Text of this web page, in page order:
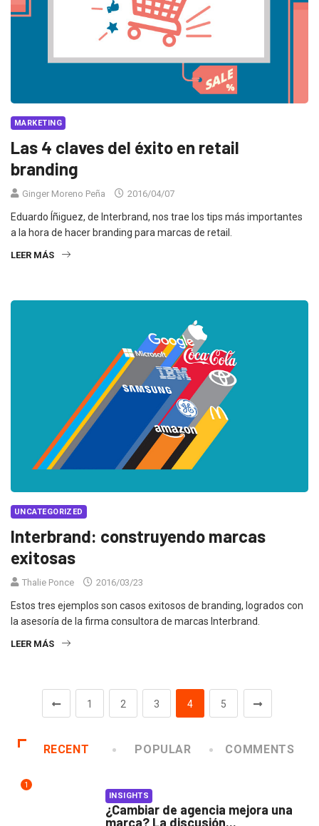
MARKETING
Las 4 claves del éxito en retail
branding
Ginger Moreno Peña 2016/04/07
Eduardo Íñiguez, de Interbrand, nos trae los tips más importantes
a la hora de hacer branding para marcas de retail.
LEER MÁS
UNCATEGORIZED
Interbrand: construyendo marcas
exitosas
Thalie Ponce 2016/03/23
Estos tres ejemplos son casos exitosos de branding, logrados con
la asesoría de la firma consultora de marcas Interbrand.
LEER MÁS
1 2 3 4 5
RECENT POPULAR COMMENTS
1
INSIGHTS
¿Cambiar de agencia mejora una
marca? La discusión...